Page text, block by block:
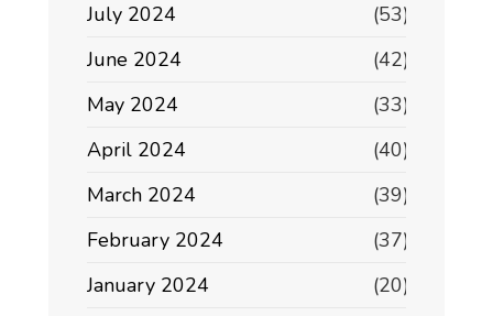
July 2024
(53)
June 2024
(42)
May 2024
(33)
April 2024
(40)
March 2024
(39)
February 2024
(37)
January 2024
(20)